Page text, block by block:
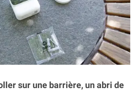
sur une barrière, un abri de